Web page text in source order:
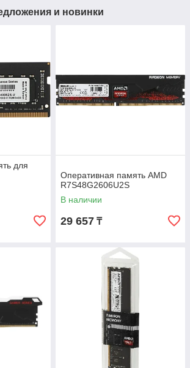
и новинки
для
Оперативная память AMD
R7S48G2606U2S
В наличии
29 657 ₸